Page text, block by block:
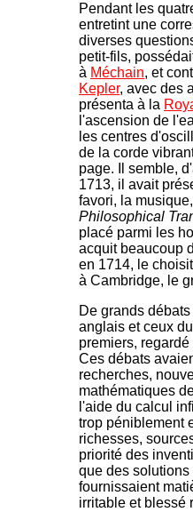
Pendant les
entretint une
diverses
petit-fils,
à Méchain, et
Kepler, avec des
présenta à la
l'ascension de
les centres
de la corde
page. Il semble,
1713, il avait
favori, la
Philosophical
placé parmi les
acquit beaucoup
en 1714, le
à Cambridge, le
De grands
anglais et ceux
premiers,
Ces débats
recherches,
mathématiques
l'aide du calcul
trop péniblement
richesses,
priorité des
que des solutions
fournissaient
irritable et blessé